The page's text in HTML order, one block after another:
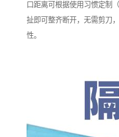
口距离可根据使用习惯定制
扯即可整齐断开，无需剪刀
性。